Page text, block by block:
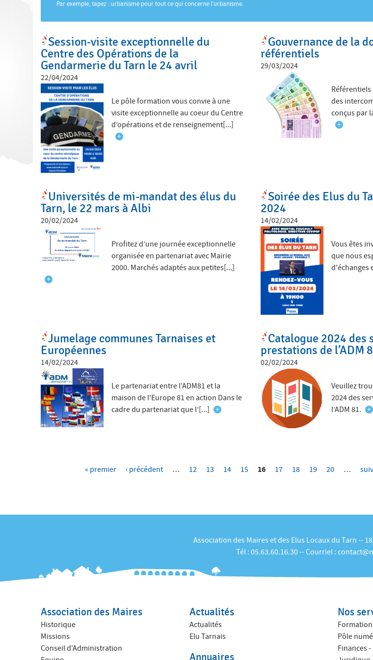
t
e
s
i
c
i
Par exemple, tapez : urbanisme pour tout ce qui concerne l'urbanisme.
Session-visite exceptionnelle du
Centre des Opérations de la
Gendarmerie du Tarn le 24 avril
22/04/2024
Le pôle formation vous convie à une
visite exceptionnelle au coeur du Centre
d’opérations et de renseignement[...]
+
Gouvernance de la
référentiels
29/03/2024
Référentiels
des
conçus par
+
Universités de mi-mandat des élus du
Tarn, le 22 mars à Albi
20/02/2024
Profitez d’une journée exceptionnelle
organisée en partenariat avec Mairie
2000. Marchés adaptés aux petites[...]
+
Soirée des Elus du
2024
14/02/2024
Vous êtes
que nous
d'échanges
Jumelage communes Tarnaises et
Européennes
14/02/2024
Le partenariat entre l'ADM81 et la
maison de l'Europe 81 en action Dans le
cadre du partenariat que l’[...]
+
Catalogue 2024 des
prestations de l’ADM
02/02/2024
Veuillez
2024 des
l’ADM 81.
+
e
« premier ‹ précédent … 12 13 14 15 16 17 18 19 20 …
Association des Maires et des Elus Locaux du Tarn --
Tél : 05.63.60.16.30-- Courriel :
Association des Maires
Historique
Missions
Conseil d'Administration
Actualités
Actualités
Elu Tarnais
Annuaires
Nos
Formation
Pôle
Finances